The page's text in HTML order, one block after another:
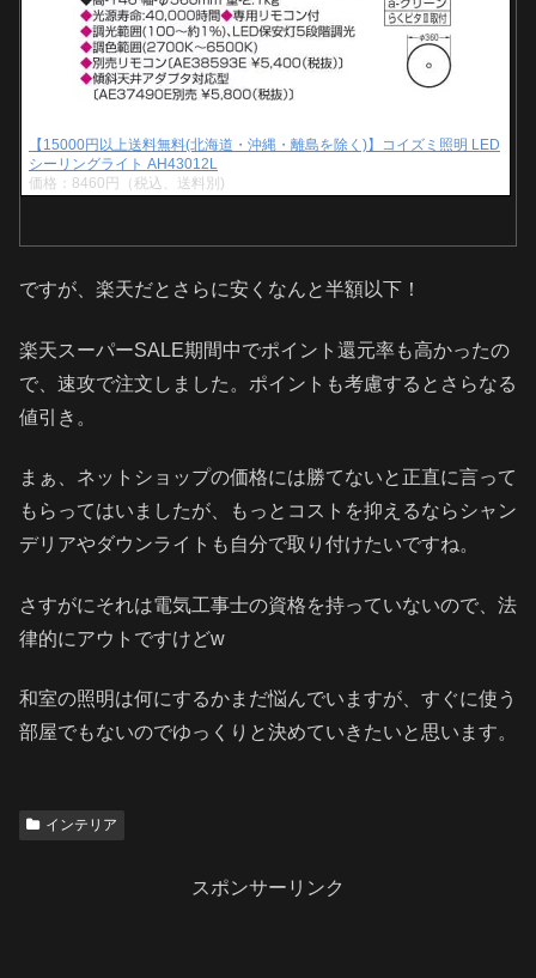
【15000円以上送料無料(北海道・沖縄・離島を除く)】コイズミ照明 LED
シーリングライト AH43012L
価格：8460円（税込、送料別)
ですが、楽天だとさらに安くなんと半額以下！
楽天スーパーSALE期間中でポイント還元率も高かったの
で、速攻で注文しました。ポイントも考慮するとさらなる
値引き。
まぁ、ネットショップの価格には勝てないと正直に言って
もらってはいましたが、もっとコストを抑えるならシャン
デリアやダウンライトも自分で取り付けたいですね。
さすがにそれは電気工事士の資格を持っていないので、法
律的にアウトですけどw
和室の照明は何にするかまだ悩んでいますが、すぐに使う
部屋でもないのでゆっくりと決めていきたいと思います。
インテリア
スポンサーリンク